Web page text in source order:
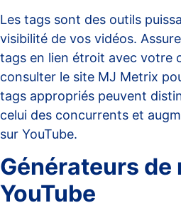
Les tags sont des outils
visibilité de vos vidéos.
tags en lien étroit avec votre
consulter le site MJ Metrix
tags appropriés peuvent
celui des concurrents et
sur YouTube.
Générateurs
YouTube